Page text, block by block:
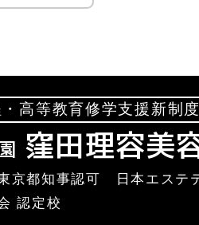
高等教育修学支援新制
窪田理容美
京都知事認可 日本エステ
認定校